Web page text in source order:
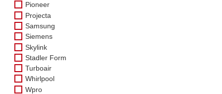
Pioneer
Projecta
Samsung
Siemens
Skylink
Stadler Form
Turboair
Whirlpool
Wpro